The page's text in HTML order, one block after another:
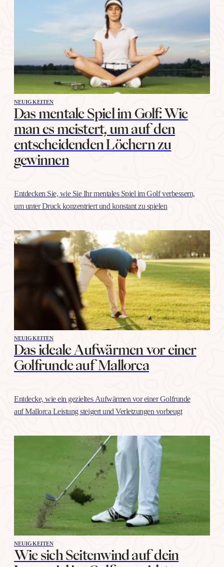
wie jeden anderen Schlag, mit konkreten Übungen, nicht mit
NEUIGKEITEN
Das mentale Spiel im Golf: Wie
man es meistert, um auf den
entscheidenden Löchern zu
gewinnen
Entdecken Sie, wie Sie Ihr mentales Spiel im Golf verbessern,
um unter Druck konzentriert und konstant zu spielen
NEUIGKEITEN
Das ideale Aufwärmen vor einer
Golfrunde auf Mallorca
Entdecke, wie ein gezieltes Aufwärmen vor einer Golfrunde
auf Mallorca Leistung steigert und Verletzungen vorbeugt
NEUIGKEITEN
Wie sich Seitenwind auf dein